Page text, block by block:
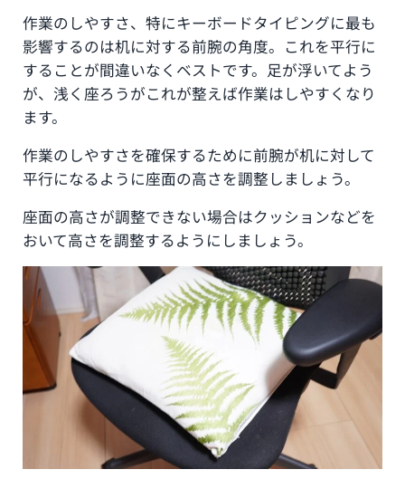
作業のしやすさ、特にキーボードタイピングに最も
影響するのは机に対する前腕の角度。これを平行に
することが間違いなくベストです。足が浮いてよう
が、浅く座ろうがこれが整えば作業はしやすくなり
ます。
作業のしやすさを確保するために前腕が机に対して
平行になるように座面の高さを調整しましょう。
座面の高さが調整できない場合はクッションなどを
おいて高さを調整するようにしましょう。